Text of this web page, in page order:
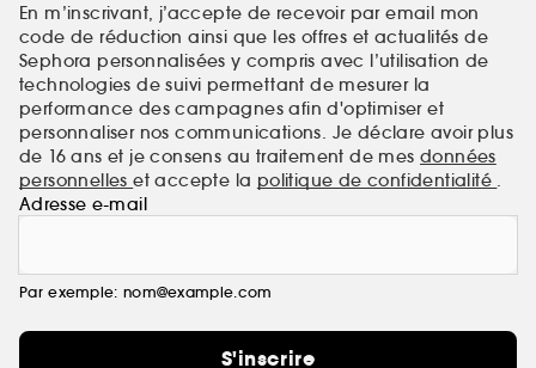
En m’inscrivant, j’accepte de recevoir par email mon
code de réduction ainsi que les offres et actualités de
Sephora personnalisées y compris avec l’utilisation de
technologies de suivi permettant de mesurer la
performance des campagnes afin d'optimiser et
personnaliser nos communications. Je déclare avoir plus
de 16 ans et je consens au traitement de mes données
personnelleset accepte la politique de confidentialité .
Adresse e-mail
Par exemple: nom@example.com
S'inscrire